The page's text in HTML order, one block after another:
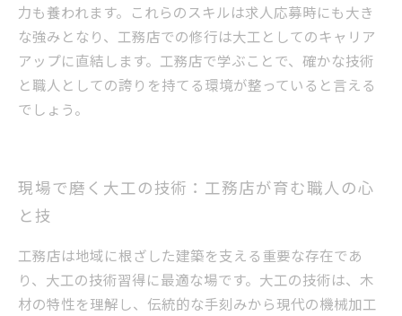
力も養われます。これらのスキルは求人応募時にも大き
な強みとなり、工務店での修行は大工としてのキャリア
アップに直結します。工務店で学ぶことで、確かな技術
と職人としての誇りを持てる環境が整っていると言える
でしょう。
現場で磨く大工の技術：工務店が育む職人の心
と技
工務店は地域に根ざした建築を支える重要な存在であ
り、大工の技術習得に最適な場です。大工の技術は、木
材の特性を理解し、伝統的な手刻みから現代の機械加工